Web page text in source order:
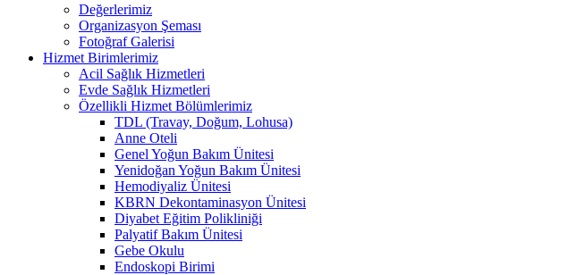
Değerlerimiz
Organizasyon Şeması
Fotoğraf Galerisi
Hizmet Birimlerimiz
Acil Sağlık Hizmetleri
Evde Sağlık Hizmetleri
Özellikli Hizmet Bölümlerimiz
TDL (Travay, Doğum, Lohusa)
Anne Oteli
Genel Yoğun Bakım Ünitesi
Yenidoğan Yoğun Bakım Ünitesi
Hemodiyaliz Ünitesi
KBRN Dekontaminasyon Ünitesi
Diyabet Eğitim Polikliniği
Palyatif Bakım Ünitesi
Gebe Okulu
Endoskopi Birimi